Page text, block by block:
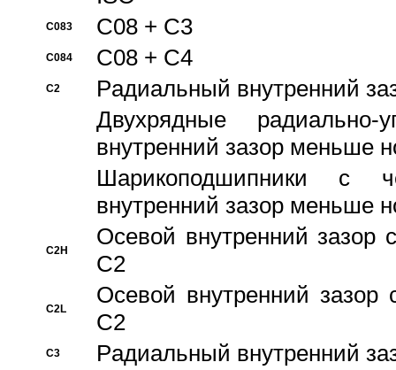
C083 C08 + C3
C084 C08 + C4
C2
Pадиальный внутренний
Двухрядные радиально-
внутренний зазор меньше
Шарикоподшипники с
внутренний зазор меньше
C2H
Осевой внутренний зазор
C2
C2L
Осевой внутренний зазор
C2
C3
Pадиальный внутренний